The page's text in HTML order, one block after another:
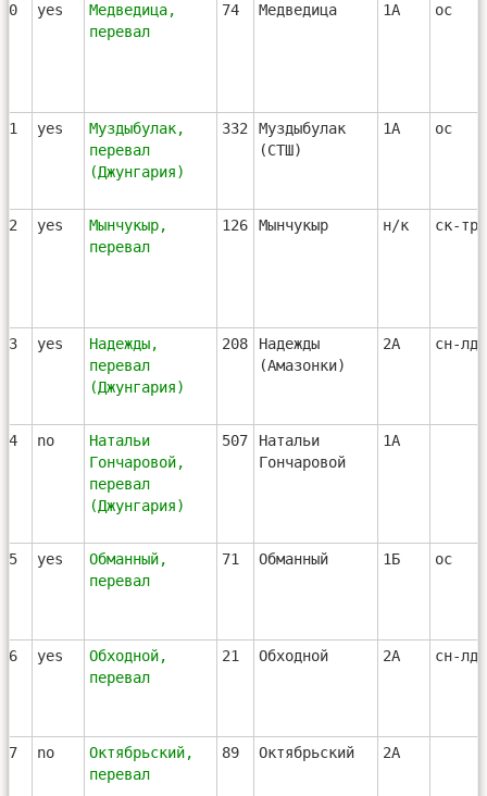
60 yes
Медведица,
перевал
74 Медведица 1А ос
61 yes
Муздыбулак,
перевал
(Джунгария)
332
Муздыбулак
(СТШ)
1А ос
62 yes
Мынчукыр,
перевал
126 Мынчукыр н/к ск-
63 yes
Надежды,
перевал
(Джунгария)
208
Надежды
(Амазонки)
2А сн-
64 no
Натальи
Гончаровой,
перевал
(Джунгария)
507
Натальи
Гончаровой
1А
65 yes
Обманный,
перевал
71 Обманный 1Б ос
66 yes
Обходной,
перевал
21 Обходной 2А сн-
67 no
Октябрьский,
перевал
89 Октябрьский 2А